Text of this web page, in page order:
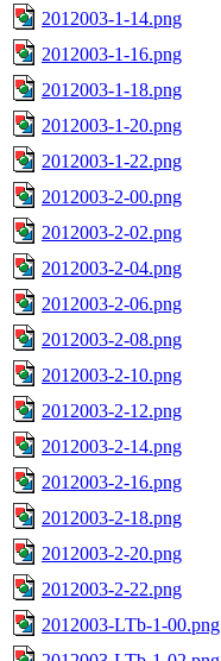
2012003-1-14.png
2012003-1-16.png
2012003-1-18.png
2012003-1-20.png
2012003-1-22.png
2012003-2-00.png
2012003-2-02.png
2012003-2-04.png
2012003-2-06.png
2012003-2-08.png
2012003-2-10.png
2012003-2-12.png
2012003-2-14.png
2012003-2-16.png
2012003-2-18.png
2012003-2-20.png
2012003-2-22.png
2012003-LTb-1-00.png